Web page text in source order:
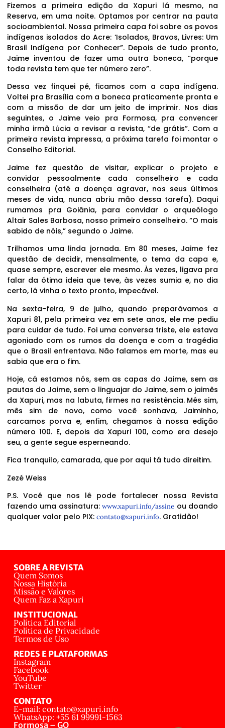
Fizemos a primeira edição da Xapuri lá mesmo, na
Reserva, em uma noite. Optamos por centrar na pauta
socioambiental. Nossa primeira capa foi sobre os povos
indígenas isolados do Acre: ‘Isolados, Bravos, Livres: Um
Brasil Indígena por Conhecer”. Depois de tudo pronto,
Jaime inventou de fazer uma outra boneca, “porque
toda revista tem que ter número zero”.
Dessa vez finquei pé, ficamos com a capa indígena.
Voltei pra Brasília com a boneca praticamente pronta e
com a missão de dar um jeito de imprimir. Nos dias
seguintes, o Jaime veio pra Formosa, pra convencer
minha irmã Lúcia a revisar a revista, “de grátis”. Com a
primeira revista impressa, a próxima tarefa foi montar o
Conselho Editorial.
Jaime fez questão de visitar, explicar o projeto e
convidar pessoalmente cada conselheiro e cada
conselheira (até a doença agravar, nos seus últimos
meses de vida, nunca abriu mão dessa tarefa). Daqui
rumamos pra Goiânia, para convidar o arqueólogo
Altair Sales Barbosa, nosso primeiro conselheiro. “O mais
sabido de nóis,” segundo o Jaime.
Trilhamos uma linda jornada. Em 80 meses, Jaime fez
questão de decidir, mensalmente, o tema da capa e,
quase sempre, escrever ele mesmo. Às vezes, ligava pra
falar da ótima ideia que teve, às vezes sumia e, no dia
certo, lá vinha o texto pronto, impecável.
Na sexta-feira, 9 de julho, quando preparávamos a
Xapuri 81, pela primeira vez em sete anos, ele me pediu
para cuidar de tudo. Foi uma conversa triste, ele estava
agoniado com os rumos da doença e com a tragédia
que o Brasil enfrentava. Não falamos em morte, mas eu
sabia que era o fim.
Hoje, cá estamos nós, sem as capas do Jaime, sem as
pautas do Jaime, sem o linguajar do Jaime, sem o jaimês
da Xapuri, mas na labuta, firmes na resistência. Mês sim,
mês sim de novo, como você sonhava, Jaiminho,
carcamos porva e, enfim, chegamos à nossa edição
número 100. E, depois da Xapuri 100, como era desejo
seu, a gente segue esperneando.
Fica tranquilo, camarada, que por aqui tá tudo direitim.
Zezé Weiss
P.S. Você que nos lê pode fortalecer nossa Revista
fazendo uma assinatura:www.xapuri.info/assine ou doando
qualquer valor pelo PIX: contato@xapuri.info. Gratidão!
SOBRE A REVISTA
Quem Somos
Nossa História
Missão e Valores
Quem Faz a Xapuri
INSTITUCIONAL
Política Editorial
Política de Privacidade
Termos de Uso
REDES E PLATAFORMAS
Instagram
Facebook
YouTube
Twitter
CONTATO
E-mail: contato@xapuri.info
WhatsApp: +55 61 99991-1563
Formosa – GO